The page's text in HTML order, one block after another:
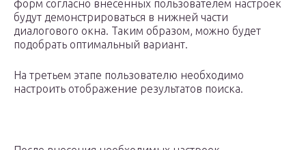
форм согласно внесенных пользователем настроек
будут демонстрироваться в нижней части
диалогового окна. Таким образом, можно будет
подобрать оптимальный вариант.
На третьем этапе пользователю необходимо
настроить отображение результатов поиска.